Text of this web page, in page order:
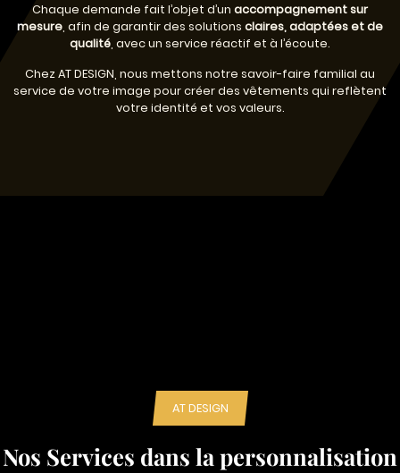
Chaque demande fait l’objet d’un accompagnement sur
mesure , afin de garantir des solutions claires, adaptées et de
qualité , avec un service réactif et à l’écoute.
Chez AT DESIGN, nous mettons notre savoir-faire familial au
service de votre image pour créer des vêtements qui reflètent
votre identité et vos valeurs.
AT DESIGN
Nos Services dans la personnalisation